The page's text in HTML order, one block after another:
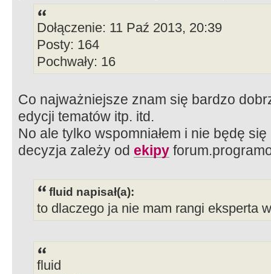
Dołączenie: 11 Paź 2013, 20:39
Posty: 164
Pochwały: 16
Co najważniejsze znam się bardzo
edycji tematów itp. itd.
No ale tylko wspomniałem i nie będę
decyzja zależy od ekipy
fluid napisał(a):
to dlaczego ja nie mam rangi eksperta
fluid